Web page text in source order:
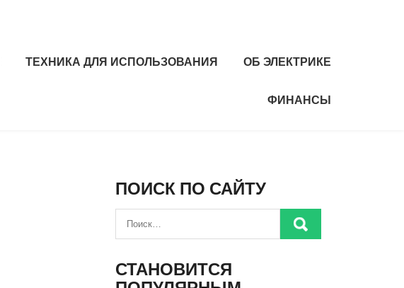
ТЕХНИКА ДЛЯ ИСПОЛЬЗОВАНИЯ ОБ ЭЛЕКТРИКЕ
ФИНАНСЫ
ПОИСК ПО САЙТУ
СТАНОВИТСЯ